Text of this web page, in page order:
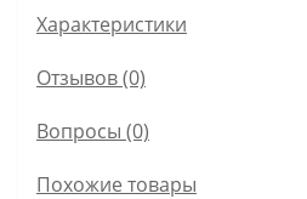
Характеристики
Отзывов (0)
Вопросы (0)
Похожие товары